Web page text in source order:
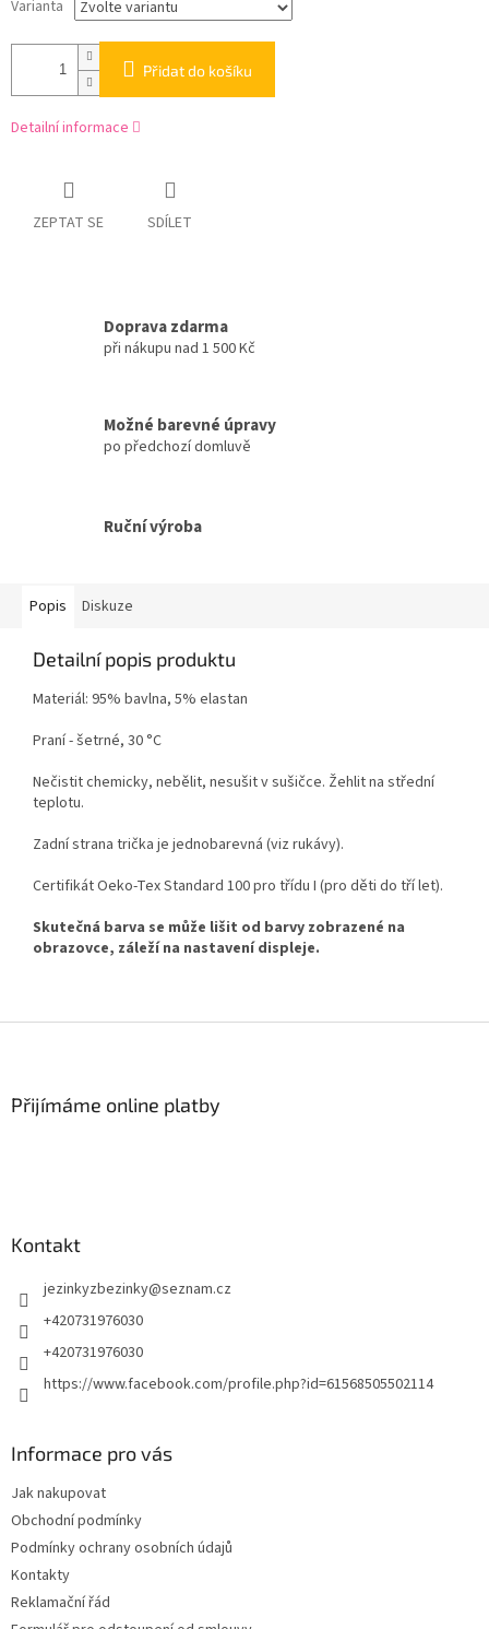
Varianta
Přidat do košíku
Detailní informace
ZEPTAT SE SDÍLET
Doprava zdarma
při nákupu nad 1 500 Kč
Možné barevné úpravy
po předchozí domluvě
Ruční výroba
Popis Diskuze
Detailní popis produktu
Materiál: 95% bavlna, 5% elastan
Praní - šetrné, 30 °C
Nečistit chemicky, nebělit, nesušit v sušičce. Žehlit na střední
teplotu.
Zadní strana trička je jednobarevná (viz rukávy).
Certifikát Oeko-Tex Standard 100 pro třídu I (pro děti do tří let).
Skutečná barva se může lišit od barvy zobrazené na
obrazovce, záleží na nastavení displeje.
Přijímáme online platby
Kontakt
jezinkyzbezinky@seznam.cz
+420731976030
+420731976030
https://www.facebook.com/profile.php?id=61568505502114
Informace pro vás
Jak nakupovat
Obchodní podmínky
Podmínky ochrany osobních údajů
Kontakty
Reklamační řád